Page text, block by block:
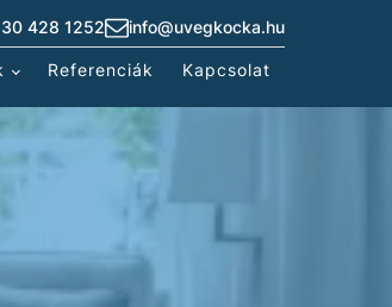
428 1252 info@uvegkocka.hu
Referenciák Kapcsolat